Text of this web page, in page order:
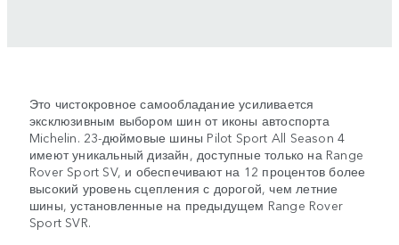
Это чистокровное самообладание усиливается
эксклюзивным выбором шин от иконы автоспорта
Michelin. 23-дюймовые шины Pilot Sport All Season 4
имеют уникальный дизайн, доступные только на Range
Rover Sport SV, и обеспечивают на 12 процентов более
высокий уровень сцепления с дорогой, чем летние
шины, установленные на предыдущем Range Rover
Sport SVR.